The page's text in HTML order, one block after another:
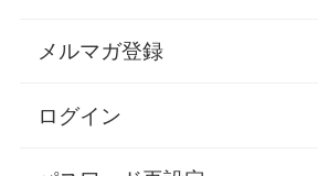
メルマガ登録
ログイン